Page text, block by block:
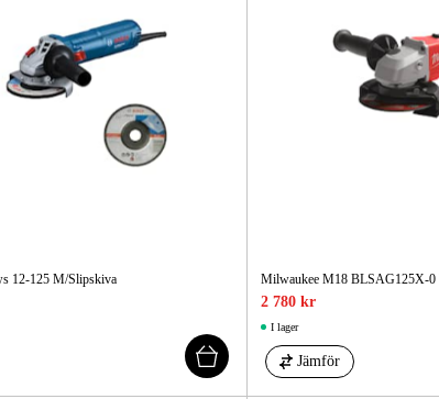
12-125 M/Slipskiva
2 780 kr
I lager
Jämför